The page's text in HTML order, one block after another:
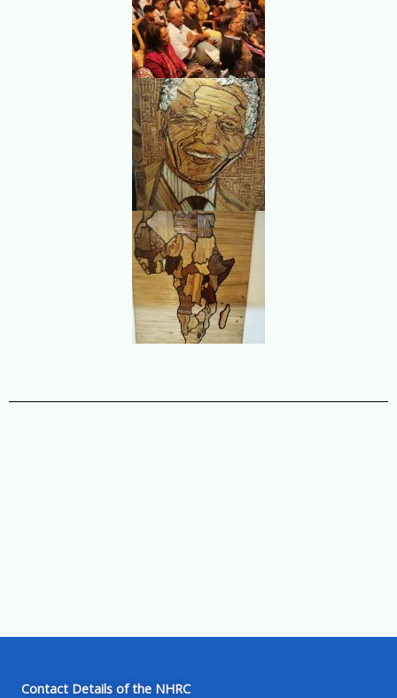
Contact Details of the NHRC